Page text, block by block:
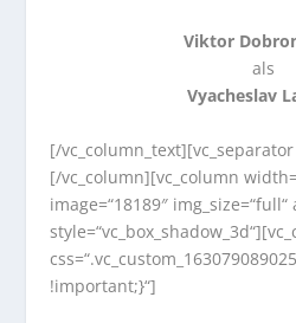
Viktor
als
Vyacheslav
[/
[/vc_column][vc_column
image=“18189″
!important;}“]